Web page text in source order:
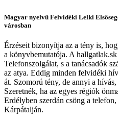
Magyar nyelvű Felvidéki Lelki
városban
Érzéseit bizonyítja az a tény is,
a könyvbemutatója. A
Telefonszolgálat, s a tanácsadók
az atya. Eddig minden felvidéki
át. Szomorú tény, de annyi a
Szeretnék, ha az egyes régiók
Erdélyben szerdán csöng a
Kárpátalján.